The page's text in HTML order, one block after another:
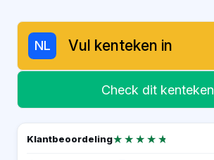
NL
Check dit kenteken
Klantbeoordeling★★★★★
★★★★★